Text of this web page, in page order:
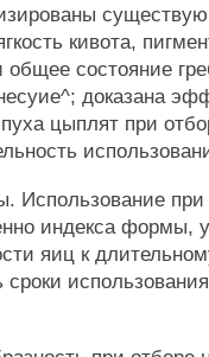
кивота,
состояние
доказана
цыплят при
Использование
индекса формы,
яиц к
сроки